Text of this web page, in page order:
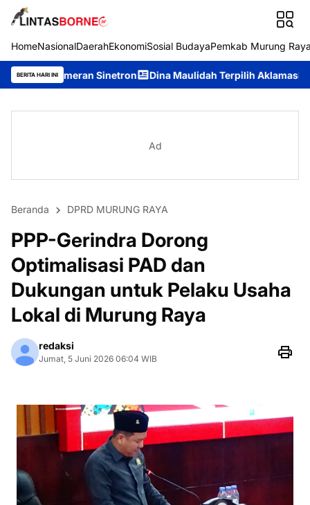
HomeNasionalDaerahEkonomiSosial BudayaPemkab Murung
BERITA HARI INI
Sinetron Dina Maulidah Terpilih Aklamasi Pimpin
Ad
Beranda DPRD MURUNG RAYA
PPP-Gerindra Dorong
Optimalisasi PAD dan
Dukungan untuk Pelaku Usaha
Lokal di Murung Raya
redaksi
Jumat, 5 Juni 2026 06:04 WIB